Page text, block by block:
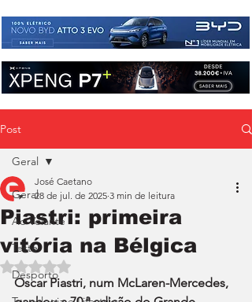
Post
Geral
Ao Volante
Teste
Desporto
Geral
Piastri: primeira
vitória na Bélgica
José Caetano
28 de jul. de 2025 3 min de leitura
Avaliado com NaN de 5 estrelas.
Oscar Piastri, num McLaren-Mercedes,